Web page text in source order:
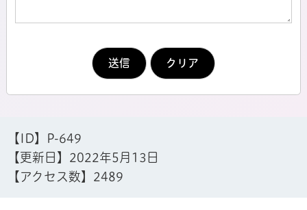
【ID】
P-649
【更新日】 2022年5月13日
【アクセス数】 2489